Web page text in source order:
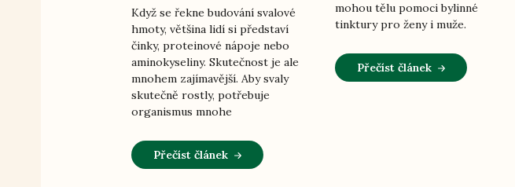
Když se řekne budování svalové
hmoty, většina lidí si představí
činky, proteinové nápoje nebo
aminokyseliny. Skutečnost je ale
mnohem zajímavější. Aby svaly
skutečně rostly, potřebuje
organismus mnohe
Přečíst článek
mohou tělu pomoci bylinné
tinktury pro ženy i muže.
Přečíst článek